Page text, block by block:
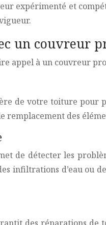
expérimenté et
un couvreur
appel à un couvreur
de votre toiture pour
remplacement des
de détecter les
infiltrations d’eau